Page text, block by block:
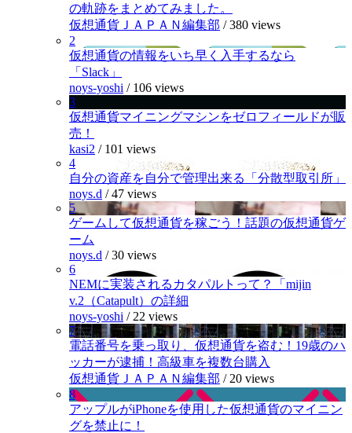
の軌跡をまとめてみました。
仮想通貨ＪＡＰＡＮ編集部 /380 views
2
仮想通貨の情報をいち早く入手するなら
「Slack」
noys-yoshi / 106 views
3
仮想通貨マイニングマシンをゼロフィールドが販
売！
kasi2 / 101 views
4
自分の資産を自分で管理出来る「分散型取引所」
noys.d /47 views
5
ゲームして仮想通貨を稼ごう！話題の仮想通貨ゲ
ーム
noys.d /30 views
6
NEMに実装されるカタパルトって？「mijin
v.2（Catapult）の詳細
noys-yoshi / 22 views
7
電話番号を乗っ取り、仮想通貨を盗む！19歳のハ
ッカーが逮捕！高級車を複数台購入
仮想通貨ＪＡＰＡＮ編集部 / 20 views
8
アップルがiPhoneを使用した仮想通貨のマイニン
グを禁止に！